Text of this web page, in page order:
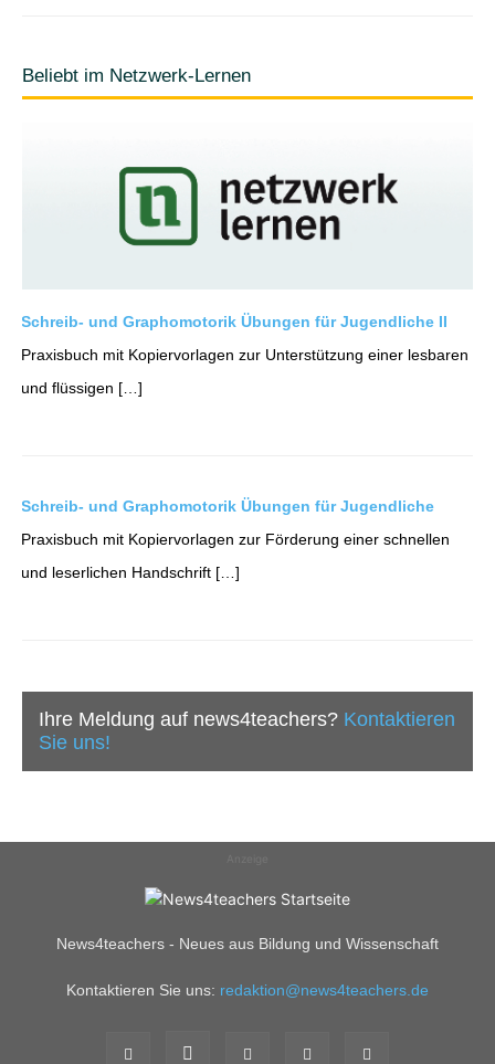
Beliebt im Netzwerk-Lernen
Schreib- und Graphomotorik Übungen für Jugendliche II
Praxisbuch mit Kopiervorlagen zur Unterstützung einer lesbaren
und flüssigen […]
Schreib- und Graphomotorik Übungen für Jugendliche
Praxisbuch mit Kopiervorlagen zur Förderung einer schnellen
und leserlichen Handschrift […]
Ihre Meldung auf news4teachers? Kontaktieren
Sie uns!
News4teachers - Neues aus Bildung und Wissenschaft
Kontaktieren Sie uns: redaktion@news4teachers.de